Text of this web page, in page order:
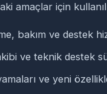
amaçlar için
bakım ve destek
ve teknik destek
ve yeni